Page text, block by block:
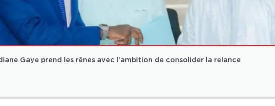
Gaye prend les rênes avec l’ambition de consolider la relance